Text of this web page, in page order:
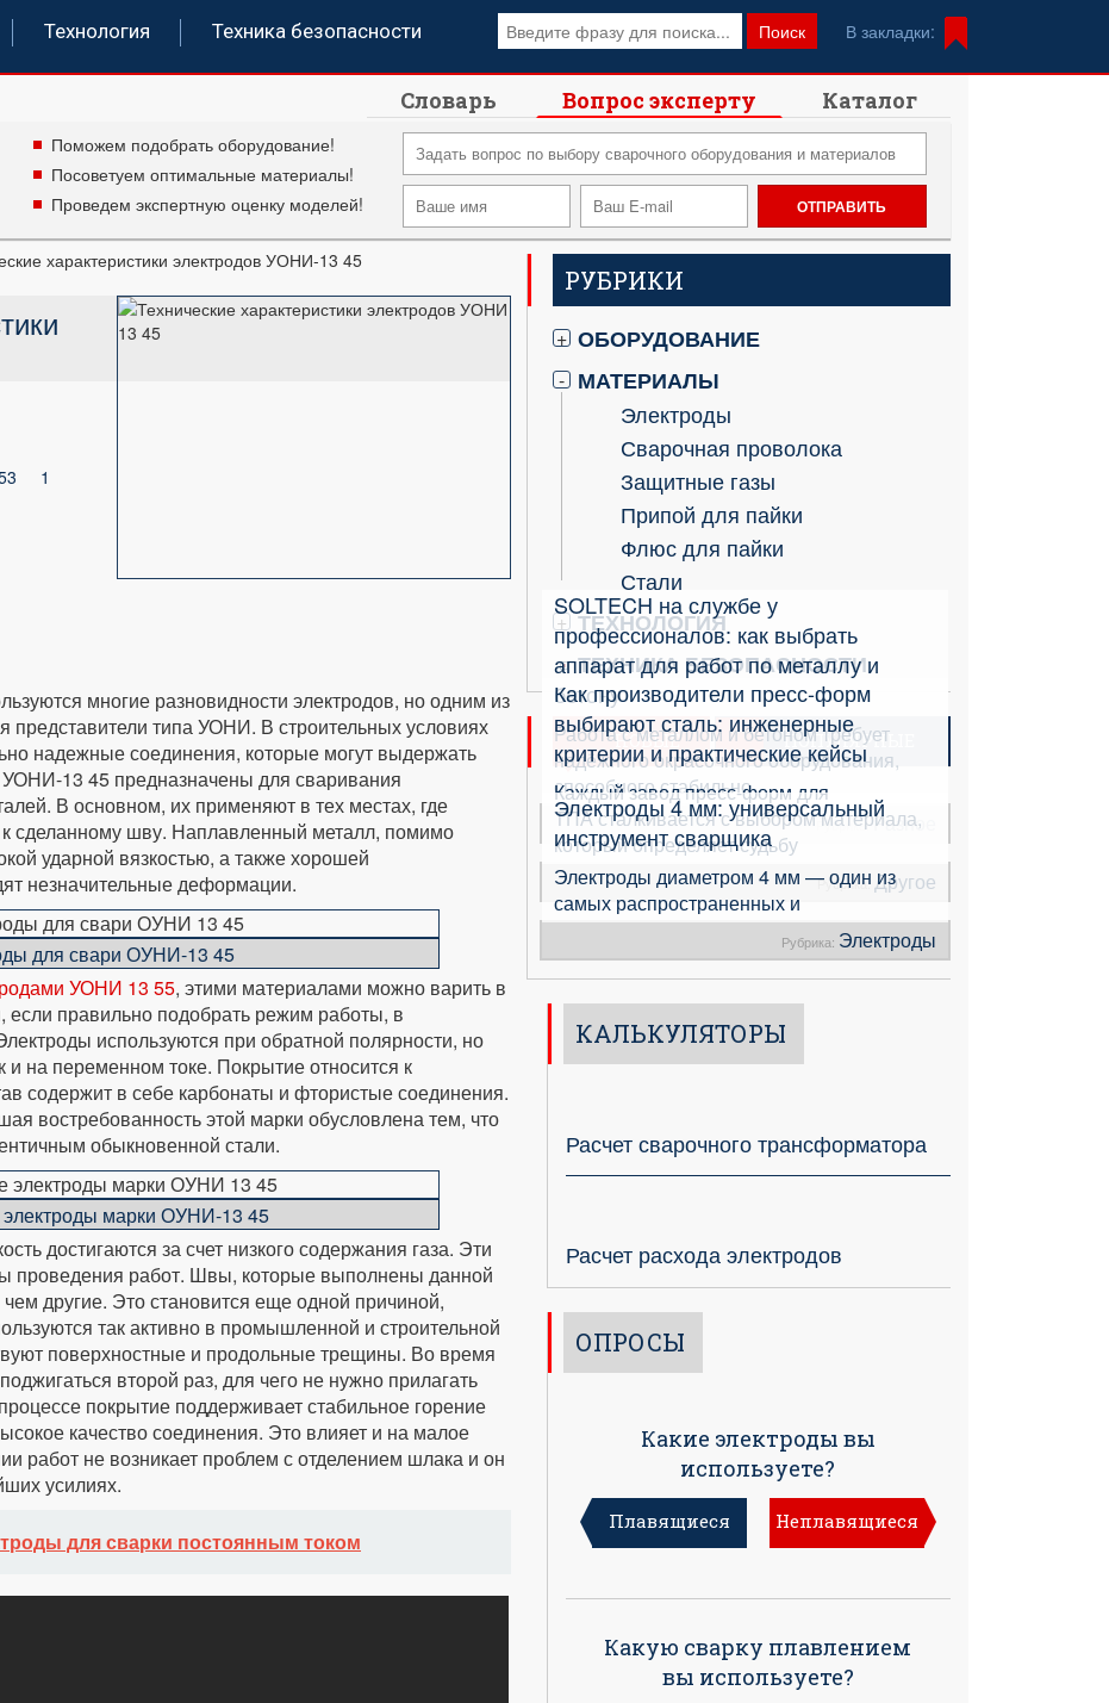
Технология Техника безопасности Поиск В закладки:
Словарь Вопрос эксперту Каталог
Поможем подобрать оборудование!
Посоветуем оптимальные материалы!
Проведем экспертную оценку моделей!
характеристики электродов УОНИ-13 45
1
многие разновидности электродов, но одним из
представители типа УОНИ. В строительных условиях
надежные соединения, которые могут выдержать
13 45 предназначены для сваривания
В основном, их применяют в тех местах, где
сделанному шву. Наплавленный металл, помимо
ударной вязкостью, а также хорошей
незначительные деформации.
для свари ОУНИ-13 45
УОНИ 13 55, этими материалами можно варить в
правильно подобрать режим работы, в
используются при обратной полярности, но
и на переменном токе. Покрытие относится к
содержит в себе карбонаты и фтористые соединения.
востребованность этой марки обусловлена тем, что
обыкновенной стали.
марки ОУНИ-13 45
достигаются за счет низкого содержания газа. Эти
проведения работ. Швы, которые выполнены данной
другие. Это становится еще одной причиной,
так активно в промышленной и строительной
поверхностные и продольные трещины. Во время
второй раз, для чего не нужно прилагать
покрытие поддерживает стабильное горение
качество соединения. Это влияет и на малое
работ не возникает проблем с отделением шлака и он
усилиях.
для сварки постоянным током
РУБРИКИ
+ ОБОРУДОВАНИЕ
- МАТЕРИАЛЫ
Электроды
Сварочная проволока
Защитные газы
Припой для пайки
Флюс для пайки
Стали
+ ТЕХНОЛОГИЯ
ТЕХНИКА БЕЗОПАСНОСТИ
НОВЫЕ ПОПУЛЯРНЫЕ
SOLTECH на службе у
профессионалов: как выбрать
аппарат для работ по металлу и
бетону
Работа с металлом и бетоном требует
надёжного окрасочного оборудования,
способного стабильно
Рубрика:Разное
Как производители пресс-форм
выбирают сталь: инженерные
критерии и практические кейсы
Каждый завод пресс-форм для
ТПА сталкивается с выбором материала,
который определяет судьбу
Рубрика:Другое
Электроды 4 мм: универсальный
инструмент сварщика
Электроды диаметром 4 мм — один из
самых распространенных и
Рубрика: Электроды
КАЛЬКУЛЯТОРЫ
Расчет сварочного трансформатора
Расчет расхода электродов
ОПРОСЫ
Какие электроды вы
используете?
Плавящиеся Неплавящиеся
Какую сварку плавлением
вы используете?